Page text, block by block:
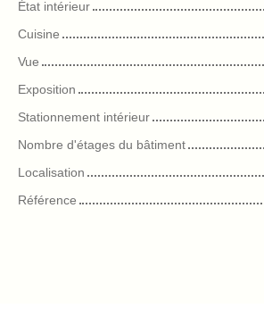
État intérieur
Cuisine
Vue
Exposition
Stationnement intérieur
Nombre d'étages du bâtiment
Localisation
Référence